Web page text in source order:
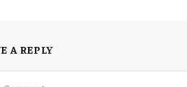
A REPLY